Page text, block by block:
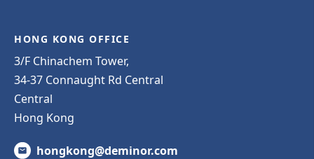
HONG KONG OFFICE
3/F Chinachem Tower,
34-37 Connaught Rd Central
Central
Hong Kong
hongkong@deminor.com